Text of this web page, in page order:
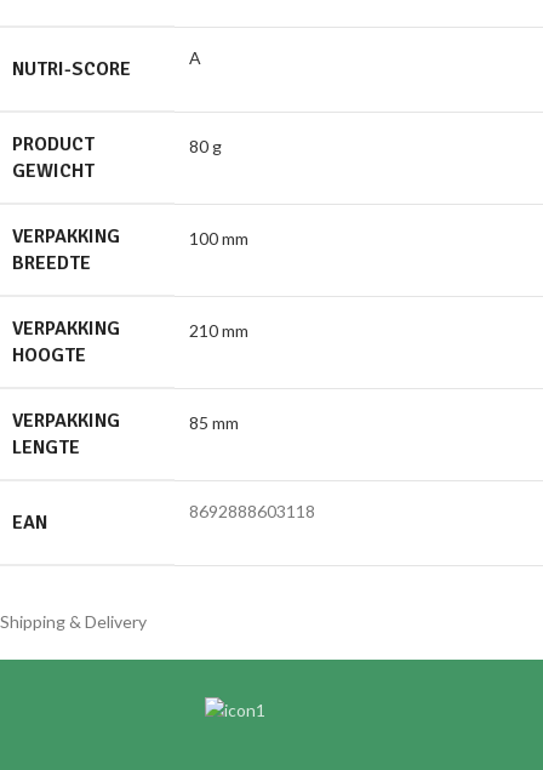
NUTRI-SCORE A
PRODUCT
GEWICHT
80 g
VERPAKKING
BREEDTE
100 mm
VERPAKKING
HOOGTE
210 mm
VERPAKKING
LENGTE
85 mm
EAN 8692888603118
Shipping & Delivery